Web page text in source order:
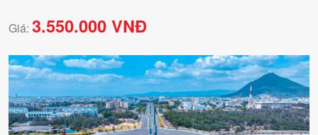
Giá: 3.550.000 VNĐ